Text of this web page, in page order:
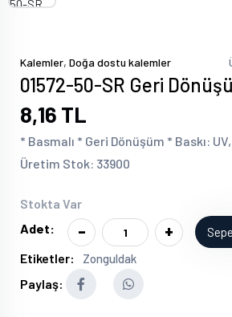
Kalemler, Doğa dostu kalemler
01572-50-SR Geri
8,16 TL
* Basmalı * Geri Dönüşüm * Baskı:
Üretim Stok: 33900
Stokta Var
Adet:
- +
Etiketler: Zonguldak
Paylaş: